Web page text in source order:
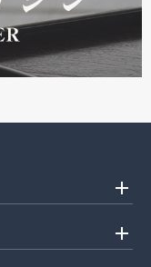
add
add